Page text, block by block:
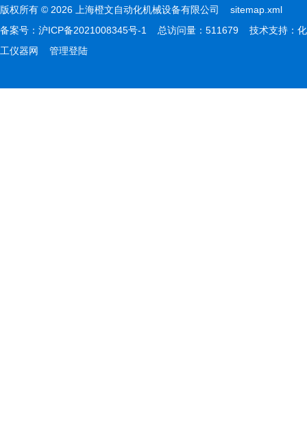
版权所有 © 2026 上海橙文自动化机械设备有限公司 sitemap.xml
备案号： 沪ICP备2021008345号-1 总访问量：511679 技术支持： 化
工仪器网
管理登陆